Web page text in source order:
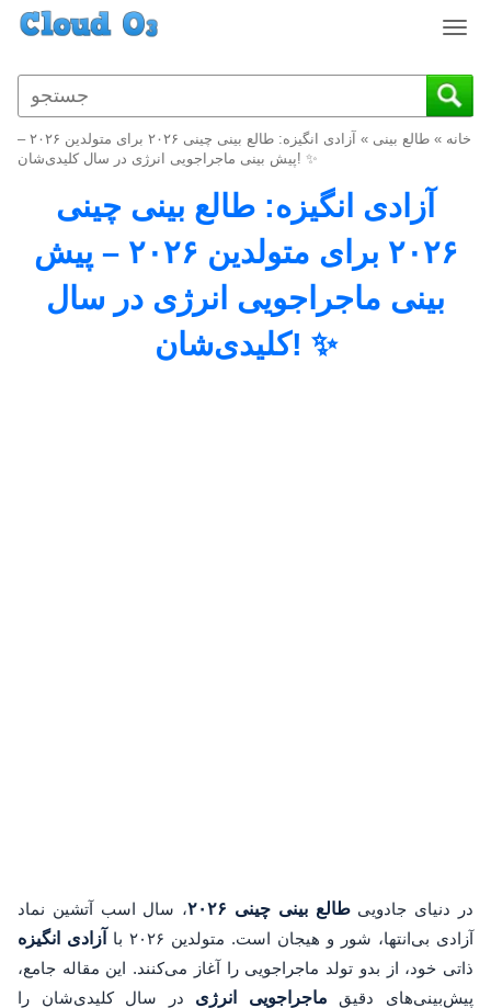
T
g
g
i
خانه » طالع بینی »
آزادی انگیزه: طالع بینی چینی ۲۰۲۶ برای متولدین ۲۰۲۶ –
پیش بینی ماجراجویی انرژی در سال کلیدی‌شان! ✨
آزادی انگیزه: طالع بینی چینی
۲۰۲۶ برای متولدین ۲۰۲۶ – پیش
بینی ماجراجویی انرژی در سال
کلیدی‌شان! ✨
در دنیای جادوییطالع بینی چینی ۲۰۲۶
، سال اسب آتشین نماد
آزادی بی‌انتها، شور و هیجان است. متولدین ۲۰۲۶ با
آزادی انگیزه
ذاتی خود، از بدو تولد ماجراجویی را آغاز می‌کنند. این مقاله جامع،
پیش‌بینی‌های دقیق ماجراجویی انرژی در سال کلیدی‌شان را